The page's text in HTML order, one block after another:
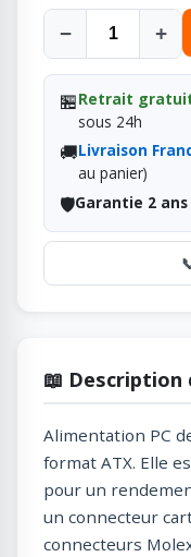
− +
🏪Retrait
sous 24h
🚚Livraison
au panier)
🛡️Garantie 2 ans
📖 Description
Alimentation PC
format ATX. Elle
pour un
un connecteur
connecteurs